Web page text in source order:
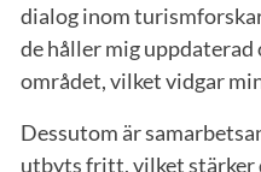
dialog inom
de håller mig
området, vilket vidgar
Dessutom är
utbyts fritt, vilket stärker